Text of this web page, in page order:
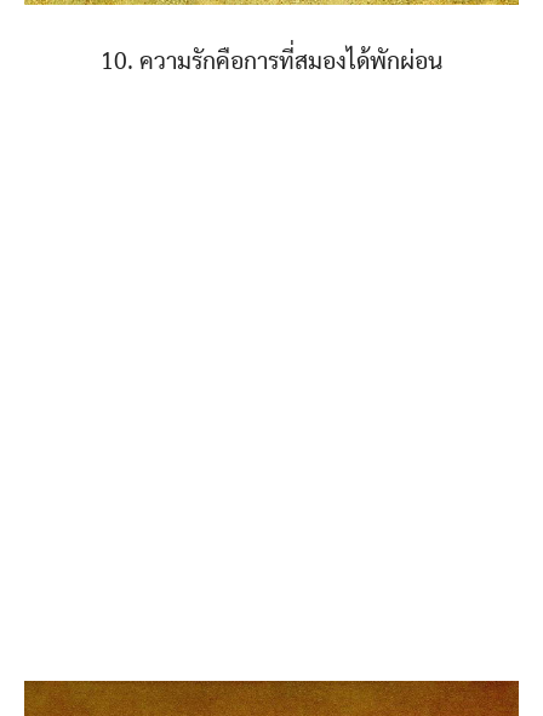
10. ความรักคือการที่สมองได้พักผ่อน